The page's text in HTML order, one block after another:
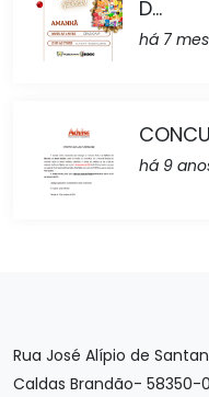
D...
há 7
há 9
Rua José Alípio de
Caldas Brandão- 58350-